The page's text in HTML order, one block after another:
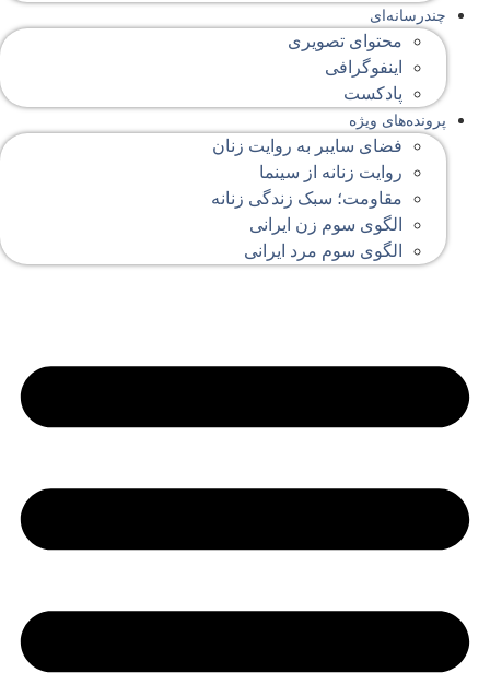
چندرسانه‌ای
محتوای تصویری
اینفوگرافی
پادکست
پرونده‌های ویژه
فضای سایبر به روایت زنان
روایت زنانه از سینما
مقاومت؛ سبک زندگی زنانه
الگوی سوم زن ایرانی
الگوی سوم مرد ایرانی